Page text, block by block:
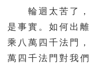
輪迴太苦了，
是事實。如何出
乘八萬四千法門
萬四千法門對我